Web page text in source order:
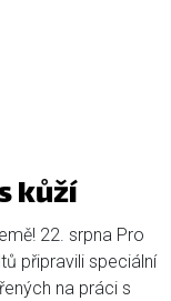
kůží
22. srpna Pro
připravili speciální
na práci s